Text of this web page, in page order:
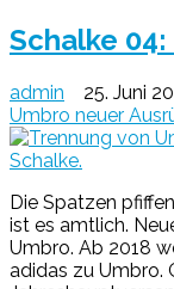
Schalke
admin 25. Juni
Umbro neuer
Die Spatzen
ist es amtlich.
Umbro. Ab 2018
adidas zu Umbro.